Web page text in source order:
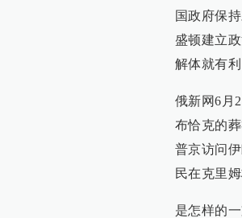
国政府保
盛顿建立
解体就有利
俄新网6月
布恰克的
普京访问
民在克里
是怎样的